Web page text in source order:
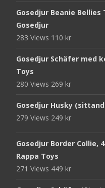
Gosedjur Beanie Bellies
Gosedjur
283 Views 110 kr
Gosedjur Schäfer med
Toys
280 Views 269 kr
Gosedjur Husky
279 Views 249 kr
Gosedjur Border Collie,
Rappa Toys
271 Views 449 kr